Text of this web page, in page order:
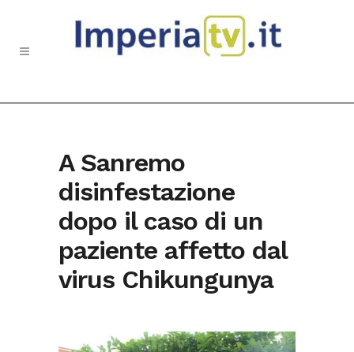
A Sanremo
disinfestazione
dopo il caso di un
paziente affetto dal
virus Chikungunya